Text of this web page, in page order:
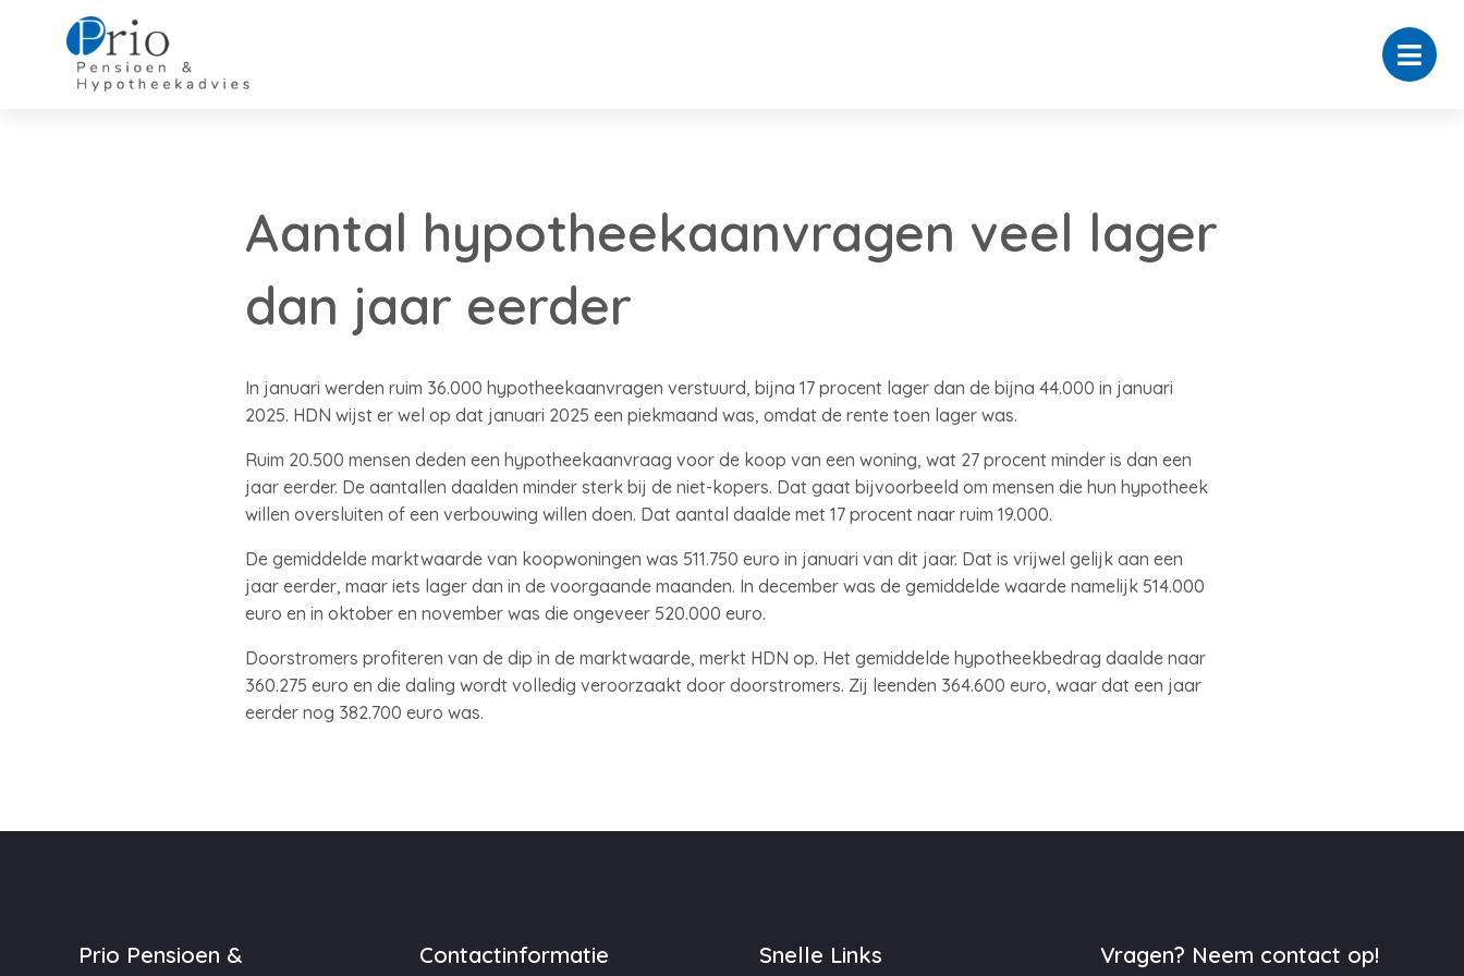
Aantal hypotheekaanvragen veel lager
dan jaar eerder
In januari werden ruim 36.000 hypotheekaanvragen verstuurd, bijna 17 procent lager dan de bijna 44.000 in januari
2025. HDN wijst er wel op dat januari 2025 een piekmaand was, omdat de rente toen lager was.
Ruim 20.500 mensen deden een hypotheekaanvraag voor de koop van een woning, wat 27 procent minder is dan een
jaar eerder. De aantallen daalden minder sterk bij de niet-kopers. Dat gaat bijvoorbeeld om mensen die hun hypotheek
willen oversluiten of een verbouwing willen doen. Dat aantal daalde met 17 procent naar ruim 19.000.
De gemiddelde marktwaarde van koopwoningen was 511.750 euro in januari van dit jaar. Dat is vrijwel gelijk aan een
jaar eerder, maar iets lager dan in de voorgaande maanden. In december was de gemiddelde waarde namelijk 514.000
euro en in oktober en november was die ongeveer 520.000 euro.
Doorstromers profiteren van de dip in de marktwaarde, merkt HDN op. Het gemiddelde hypotheekbedrag daalde naar
360.275 euro en die daling wordt volledig veroorzaakt door doorstromers. Zij leenden 364.600 euro, waar dat een jaar
eerder nog 382.700 euro was.
Prio Pensioen &
Contactinformatie Snelle Links Vragen? Neem contact op!